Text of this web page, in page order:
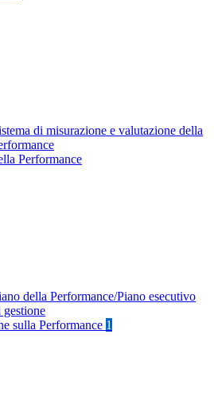
di misurazione e valutazione della
Performance
della Performance/Piano esecutivo
gestione
sulla Performance 1